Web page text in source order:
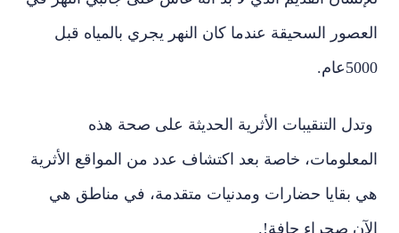
العصور السحيقة عندما كان النهر يجري بالمياه قبل
5000عام.
وتدل التنقيبات الأثرية الحديثة على صحة هذه
المعلومات، خاصة بعد اكتشاف عدد من المواقع الأثرية
هي بقايا حضارات ومدنيات متقدمة، في مناطق هي
الآن صحراء جافة!.